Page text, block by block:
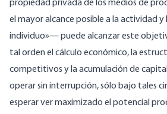
propiedad privada de los medios de
el mayor alcance posible a la actividad y
individuo»— puede alcanzar este
tal orden el cálculo económico, la
competitivos y la acumulación de
operar sin interrupción, sólo bajo tales
esperar ver maximizado el potencial